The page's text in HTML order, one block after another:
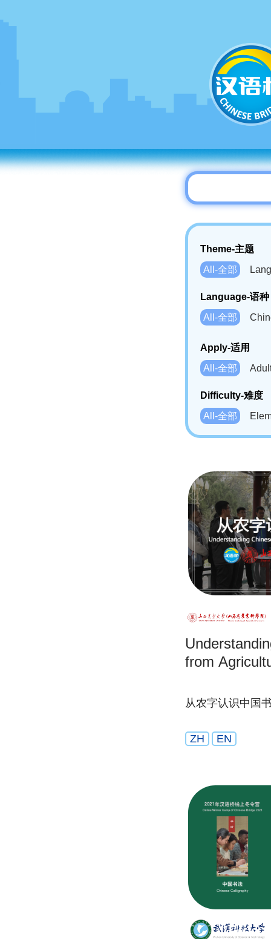
Theme-主题
All-全部
Language-语种
All-全部
Bahasa
Swahili(SW)-
Apply-适用
All-全部
Difficulty-难度
All-全部
from
从农字认识中国
ZH EN